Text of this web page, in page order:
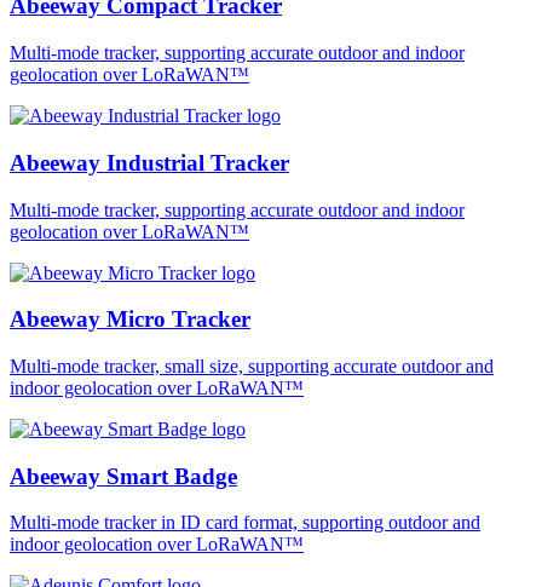
Abeeway Compact Tracker
Multi-mode tracker, supporting accurate outdoor and indoor
geolocation over LoRaWAN™
Abeeway Industrial Tracker
Multi-mode tracker, supporting accurate outdoor and indoor
geolocation over LoRaWAN™
Abeeway Micro Tracker
Multi-mode tracker, small size, supporting accurate outdoor and
indoor geolocation over LoRaWAN™
Abeeway Smart Badge
Multi-mode tracker in ID card format, supporting outdoor and
indoor geolocation over LoRaWAN™